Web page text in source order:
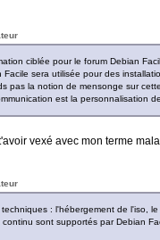
ciblée pour le forum Debian
Facile sera utilisée pour des
pas la notion de mensonge sur
est la personnalisation
vexé avec mon terme
: l'hébergement de l'iso,
sont supportés par Debian